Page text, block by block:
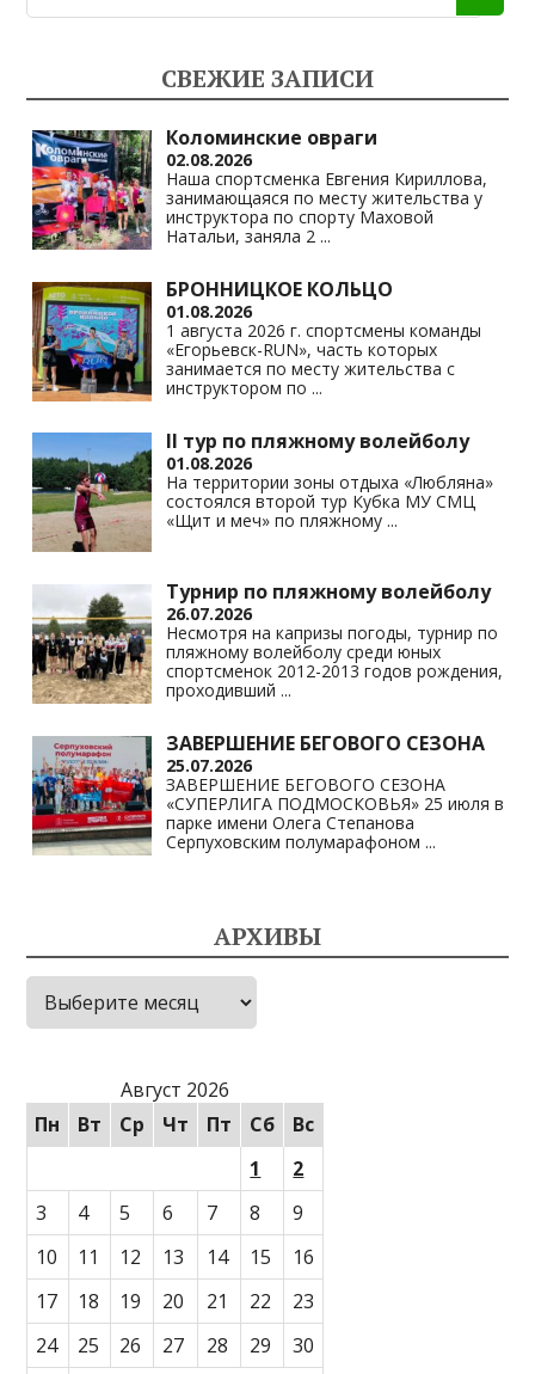
o
as
s
ni
ki
gr
a
m
s
A
p
p
y
Li
n
k
СВЕЖИЕ ЗАПИСИ
Коломинские овраги
02.08.2026
Наша спортсменка Евгения Кириллова,
занимающаяся по месту жительства у
инструктора по спорту Маховой
Натальи, заняла 2 ...
БРОННИЦКОЕ КОЛЬЦО
01.08.2026
1 августа 2026 г. спортсмены команды
«Егорьевск-RUN», часть которых
занимается по месту жительства с
инструктором по ...
II тур по пляжному волейболу
01.08.2026
На территории зоны отдыха «Любляна»
состоялся второй тур Кубка МУ СМЦ
«Щит и меч» по пляжному ...
Турнир по пляжному волейболу
26.07.2026
Несмотря на капризы погоды, турнир по
пляжному волейболу среди юных
спортсменок 2012-2013 годов рождения,
проходивший ...
ЗАВЕРШЕНИЕ БЕГОВОГО СЕЗОНА
25.07.2026
ЗАВЕРШЕНИЕ БЕГОВОГО СЕЗОНА
«СУПЕРЛИГА ПОДМОСКОВЬЯ» 25 июля в
парке имени Олега Степанова
Серпуховским полумарафоном ...
АРХИВЫ
Архивы
Август 2026
Пн
Вт Ср Чт Пт Сб
Вс
1
2
3
4 5 6 7 8
9
10
11 12 13 14 15
16
17
18 19 20 21 22
23
24
25 26 27 28 29 30